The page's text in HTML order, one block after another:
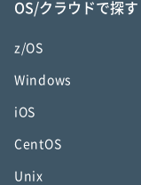
OS/クラウドで探す
z/OS
Windows
iOS
CentOS
Unix